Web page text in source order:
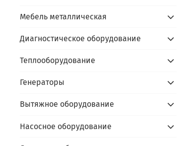
Мебель металлическая
Диагностическое оборудование
Теплооборудование
Генераторы
Вытяжное оборудование
Насосное оборудование